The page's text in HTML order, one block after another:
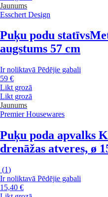
Jaunums
Esschert Design
Puķu podu statīvs
augstums 57 cm
Ir noliktavā Pēdējie gabali
59 €
Likt grozā
Likt grozā
Jaunums
Premier Housewares
Puķu poda apvalks
drenāžas atveres, ø
(1)
Ir noliktavā Pēdējie gabali
15,40 €